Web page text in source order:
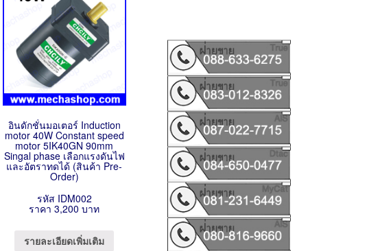
อินดักชั่นมอเตอร์ Induction
motor 40W Constant speed
motor 5IK40GN 90mm
Singal phase เลือกแรงดันไฟ
และอัตราทดได้ (สินค้า Pre-
Order)
รหัส IDM002
ราคา 3,200 บาท
รายละเอียดเพิ่มเติม